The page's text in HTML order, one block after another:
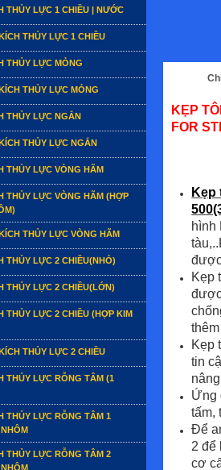
THỦY LỰC 1 CHIỀU | NƯỚC
THỦY LỰC 1 CHIỀU
THỦY LỰC MỎNG
THỦY LỰC MỎNG
THỦY LỰC NGẮN
THỦY LỰC NGẮN
THỦY LỰC VÒNG HÃM
THỦY LỰC VÒNG HÃM (HỢP
THỦY LỰC VÒNG HÃM
THỦY LỰC 2 CHIỀU(NHỎ)
THỦY LỰC 2 CHIỀU(LỚN)
THỦY LỰC 2 CHIỀU (HỢP KIM
THỦY LỰC 2 CHIỀU
THỦY LỰC RỖNG TÂM (1
THỦY LỰC RỖNG TÂM 1
THỦY LỰC RỖNG TÂM 2
KẸP
FOR
Kẹp
hình
Kẹp
Kẹp
tin
Ứng
tấm,
Để
2 để
cơ